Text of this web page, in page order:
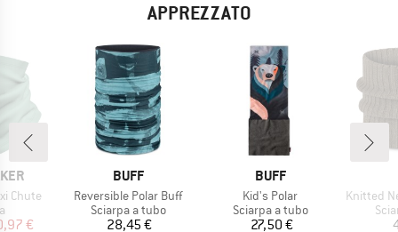
APPREZZATO
Chute
di prodotti
ridotto
€
MARCHIO
BUFF
Articolo
Reversible Polar Buff
Gruppo di prodotti
Sciarpa a tubo
Prezzo
28,45 €
MARCHIO
BUFF
Articolo
Kid's Polar
Gruppo di prodotti
Sciarpa a tubo
Prezzo
27,50 €
Articolo
Knitted